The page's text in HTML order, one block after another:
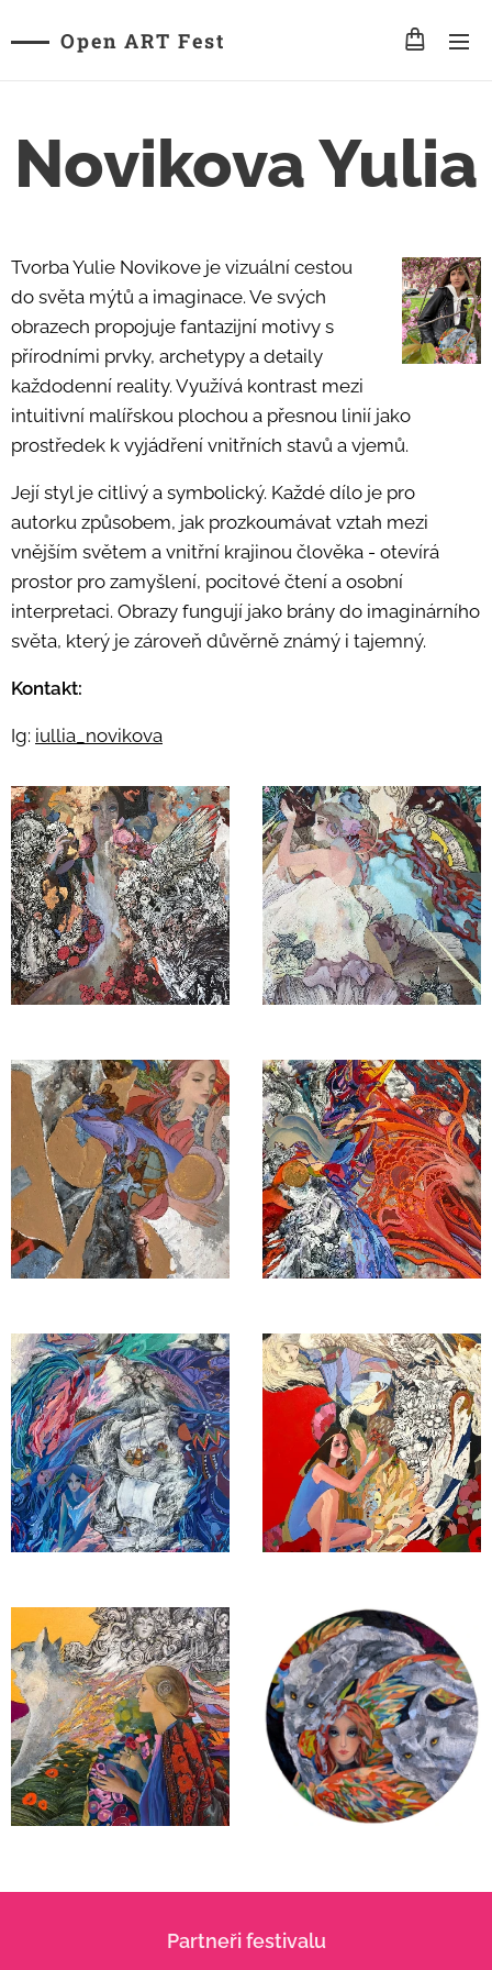
Open ART Fest
Novikova Yulia
Tvorba Yulie Novikove je vizuální cestou
do světa mýtů a imaginace. Ve svých
obrazech propojuje fantazijní motivy s
přírodními prvky, archetypy a detaily
každodenní reality. Využívá kontrast mezi
intuitivní malířskou plochou a přesnou linií jako
prostředek k vyjádření vnitřních stavů a vjemů.
Její styl je citlivý a symbolický. Každé dílo je pro
autorku způsobem, jak prozkoumávat vztah mezi
vnějším světem a vnitřní krajinou člověka - otevírá
prostor pro zamyšlení, pocitové čtení a osobní
interpretaci. Obrazy fungují jako brány do imaginárního
světa, který je zároveň důvěrně známý i tajemný.
Kontakt:
Ig: iullia_novikova
Partneři festivalu